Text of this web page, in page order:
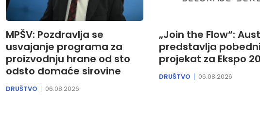
MPŠV: Pozdravlja se
usvajanje programa za
proizvodnju hrane od sto
odsto domaće sirovine
DRUŠTVO 06.08.2026
„Join the Flow“:
predstavlja
projekat za Ekspo
DRUŠTVO 06.08.2026